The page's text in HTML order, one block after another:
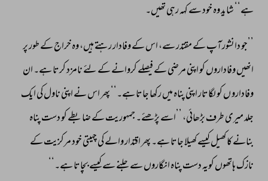
ہے‘‘ شاید وہ خود سے کہہ رہی تھیں۔
’’جو دانشور آپ کے مقتدر سے، اس کے وفادار رہتے ہیں، وہ خراج کے طور پر
انھیں وفاداروں کو اپنی مرضی کے فیصلے کروانے کے لئے نامزد کرتا ہے۔ ان
وفادارو ں کو لگاتار اپنی پناہ میں رکھا جاتا ہے۔‘‘ پھر اس نے اپنی ناول کی ایک
جلد میری طرف بڑھائی، ’’اسے پڑھئے۔ جمہوریت کے ضابطے کو دست پناہ
بنانے کا کھیل کیسے کھیلا جاتا ہے۔ پھر اقتدار والے کی چہیتی خود مرکزیت کے
نازک ہاتھوں کویہ دست پناہ انگاروں سے جلنے سے کیسے بچاتا ہے۔‘‘